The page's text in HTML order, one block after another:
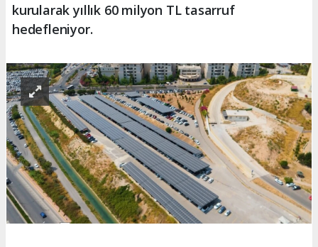
kurularak yıllık 60 milyon TL tasarruf
hedefleniyor.